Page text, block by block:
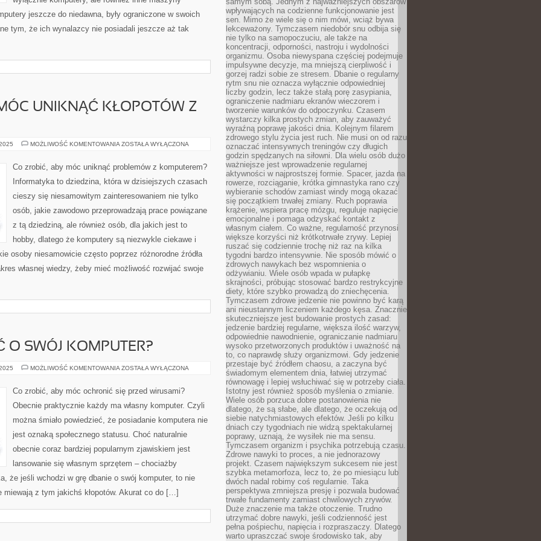
jeszcze do niedawna, były ograniczone w swoich
tym, że ich wynalazcy nie posiadali jeszcze aż tak
UNIKNĄĆ KŁOPOTÓW Z
MOŻLIWOŚĆ KOMENTOWANIA CO
MÓC
UNIKNĄĆ
Z
ZOSTAŁA WYŁĄCZONA
Co zrobić, aby móc uniknąć problemów z komputerem?
Informatyka to dziedzina, która w dzisiejszych czasach
cieszy się niesamowitym zainteresowaniem nie tylko
osób, jakie zawodowo przeprowadzają prace powiązane
z tą dziedziną, ale również osób, dla jakich jest to
hobby, dlatego że komputery są niezwykle ciekawe i
osoby niesamowicie często poprzez różnorodne źródła
własnej wiedzy, żeby mieć możliwość rozwijać swoje
O SWÓJ KOMPUTER?
MOŻLIWOŚĆ KOMENTOWANIA JAK
SWÓJ
ZOSTAŁA WYŁĄCZONA
Co zrobić, aby móc ochronić się przed wirusami?
Obecnie praktycznie każdy ma własny komputer. Czyli
można śmiało powiedzieć, że posiadanie komputera nie
jest oznaką społecznego statusu. Choć naturalnie
obecnie coraz bardziej popularnym zjawiskiem jest
lansowanie się własnym sprzętem – chociażby
że jeśli wchodzi w grę dbanie o swój komputer, to nie
z tym jakichś kłopotów. Akurat co do […]
wpływających na codzienne funkcjonowanie jest
sen. Mimo że wiele się o nim mówi, wciąż bywa
lekceważony. Tymczasem niedobór snu odbija się
nie tylko na samopoczuciu, ale także na
koncentracji, odporności, nastroju i wydolności
organizmu. Osoba niewyspana częściej podejmuje
impulsywne decyzje, ma mniejszą cierpliwość i
gorzej radzi sobie ze stresem. Dbanie o regularny
rytm snu nie oznacza wyłącznie odpowiedniej
liczby godzin, lecz także stałą porę zasypiania,
ograniczenie nadmiaru ekranów wieczorem i
tworzenie warunków do odpoczynku. Czasem
wystarczy kilka prostych zmian, aby zauważyć
wyraźną poprawę jakości dnia. Kolejnym filarem
zdrowego stylu życia jest ruch. Nie musi on od razu
oznaczać intensywnych treningów czy długich
godzin spędzanych na siłowni. Dla wielu osób dużo
ważniejsze jest wprowadzenie regularnej
aktywności w najprostszej formie. Spacer, jazda na
rowerze, rozciąganie, krótka gimnastyka rano czy
wybieranie schodów zamiast windy mogą okazać
się początkiem trwałej zmiany. Ruch poprawia
krążenie, wspiera pracę mózgu, reguluje napięcie
emocjonalne i pomaga odzyskać kontakt z
własnym ciałem. Co ważne, regularność przynosi
większe korzyści niż krótkotrwałe zrywy. Lepiej
ruszać się codziennie trochę niż raz na kilka
tygodni bardzo intensywnie. Nie sposób mówić o
zdrowych nawykach bez wspomnienia o
odżywianiu. Wiele osób wpada w pułapkę
skrajności, próbując stosować bardzo restrykcyjne
diety, które szybko prowadzą do zniechęcenia.
Tymczasem zdrowe jedzenie nie powinno być karą
ani nieustannym liczeniem każdego kęsa. Znacznie
skuteczniejsze jest budowanie prostych zasad:
jedzenie bardziej regularne, większa ilość warzyw,
odpowiednie nawodnienie, ograniczanie nadmiaru
wysoko przetworzonych produktów i uważność na
to, co naprawdę służy organizmowi. Gdy jedzenie
przestaje być źródłem chaosu, a zaczyna być
świadomym elementem dnia, łatwiej utrzymać
równowagę i lepiej wsłuchiwać się w potrzeby ciała.
Istotny jest również sposób myślenia o zmianie.
Wiele osób porzuca dobre postanowienia nie
dlatego, że są słabe, ale dlatego, że oczekują od
siebie natychmiastowych efektów. Jeśli po kilku
dniach czy tygodniach nie widzą spektakularnej
poprawy, uznają, że wysiłek nie ma sensu.
Tymczasem organizm i psychika potrzebują czasu.
Zdrowe nawyki to proces, a nie jednorazowy
projekt. Czasem największym sukcesem nie jest
szybka metamorfoza, lecz to, że po miesiącu lub
dwóch nadal robimy coś regularnie. Taka
perspektywa zmniejsza presję i pozwala budować
trwałe fundamenty zamiast chwilowych zrywów.
Duże znaczenie ma także otoczenie. Trudno
utrzymać dobre nawyki, jeśli codzienność jest
pełna pośpiechu, napięcia i rozpraszaczy. Dlatego
warto upraszczać swoje środowisko tak, aby